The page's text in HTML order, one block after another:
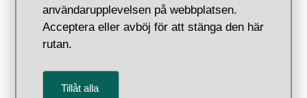
användarupplevelsen på webbplatsen.
Acceptera eller avböj för att stänga den här
rutan.
Tillåt alla